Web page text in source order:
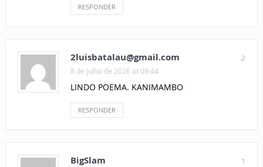
RESPONDER
2
2luisbatalau@gmail.com
8 de Julho de 2026 at 09:44
LINDO POEMA. KANIMAMBO
RESPONDER
1
BigSlam